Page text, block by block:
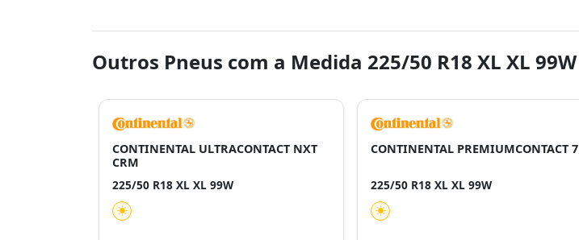
Outros Pneus com a Medida 225/50 R18 XL XL 99W
CONTINENTAL ULTRACONTACT NXT
CRM
225/50 R18 XL XL 99W
CONTINENTAL PREMIUMCONTACT 7
225/50 R18 XL XL 99W